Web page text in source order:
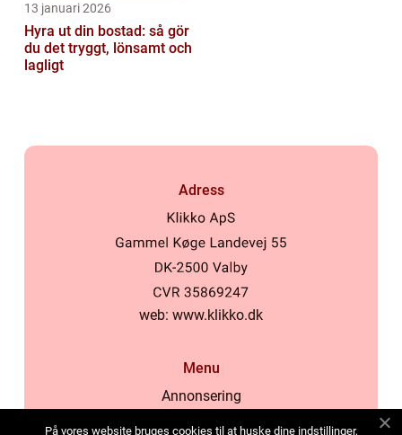
13 januari 2026
Hyra ut din bostad: så gör
du det tryggt, lönsamt och
lagligt
Adress
web: www.klikko.dk
Menu
Annonsering
På vores website bruges cookies til at huske dine indstillinger,